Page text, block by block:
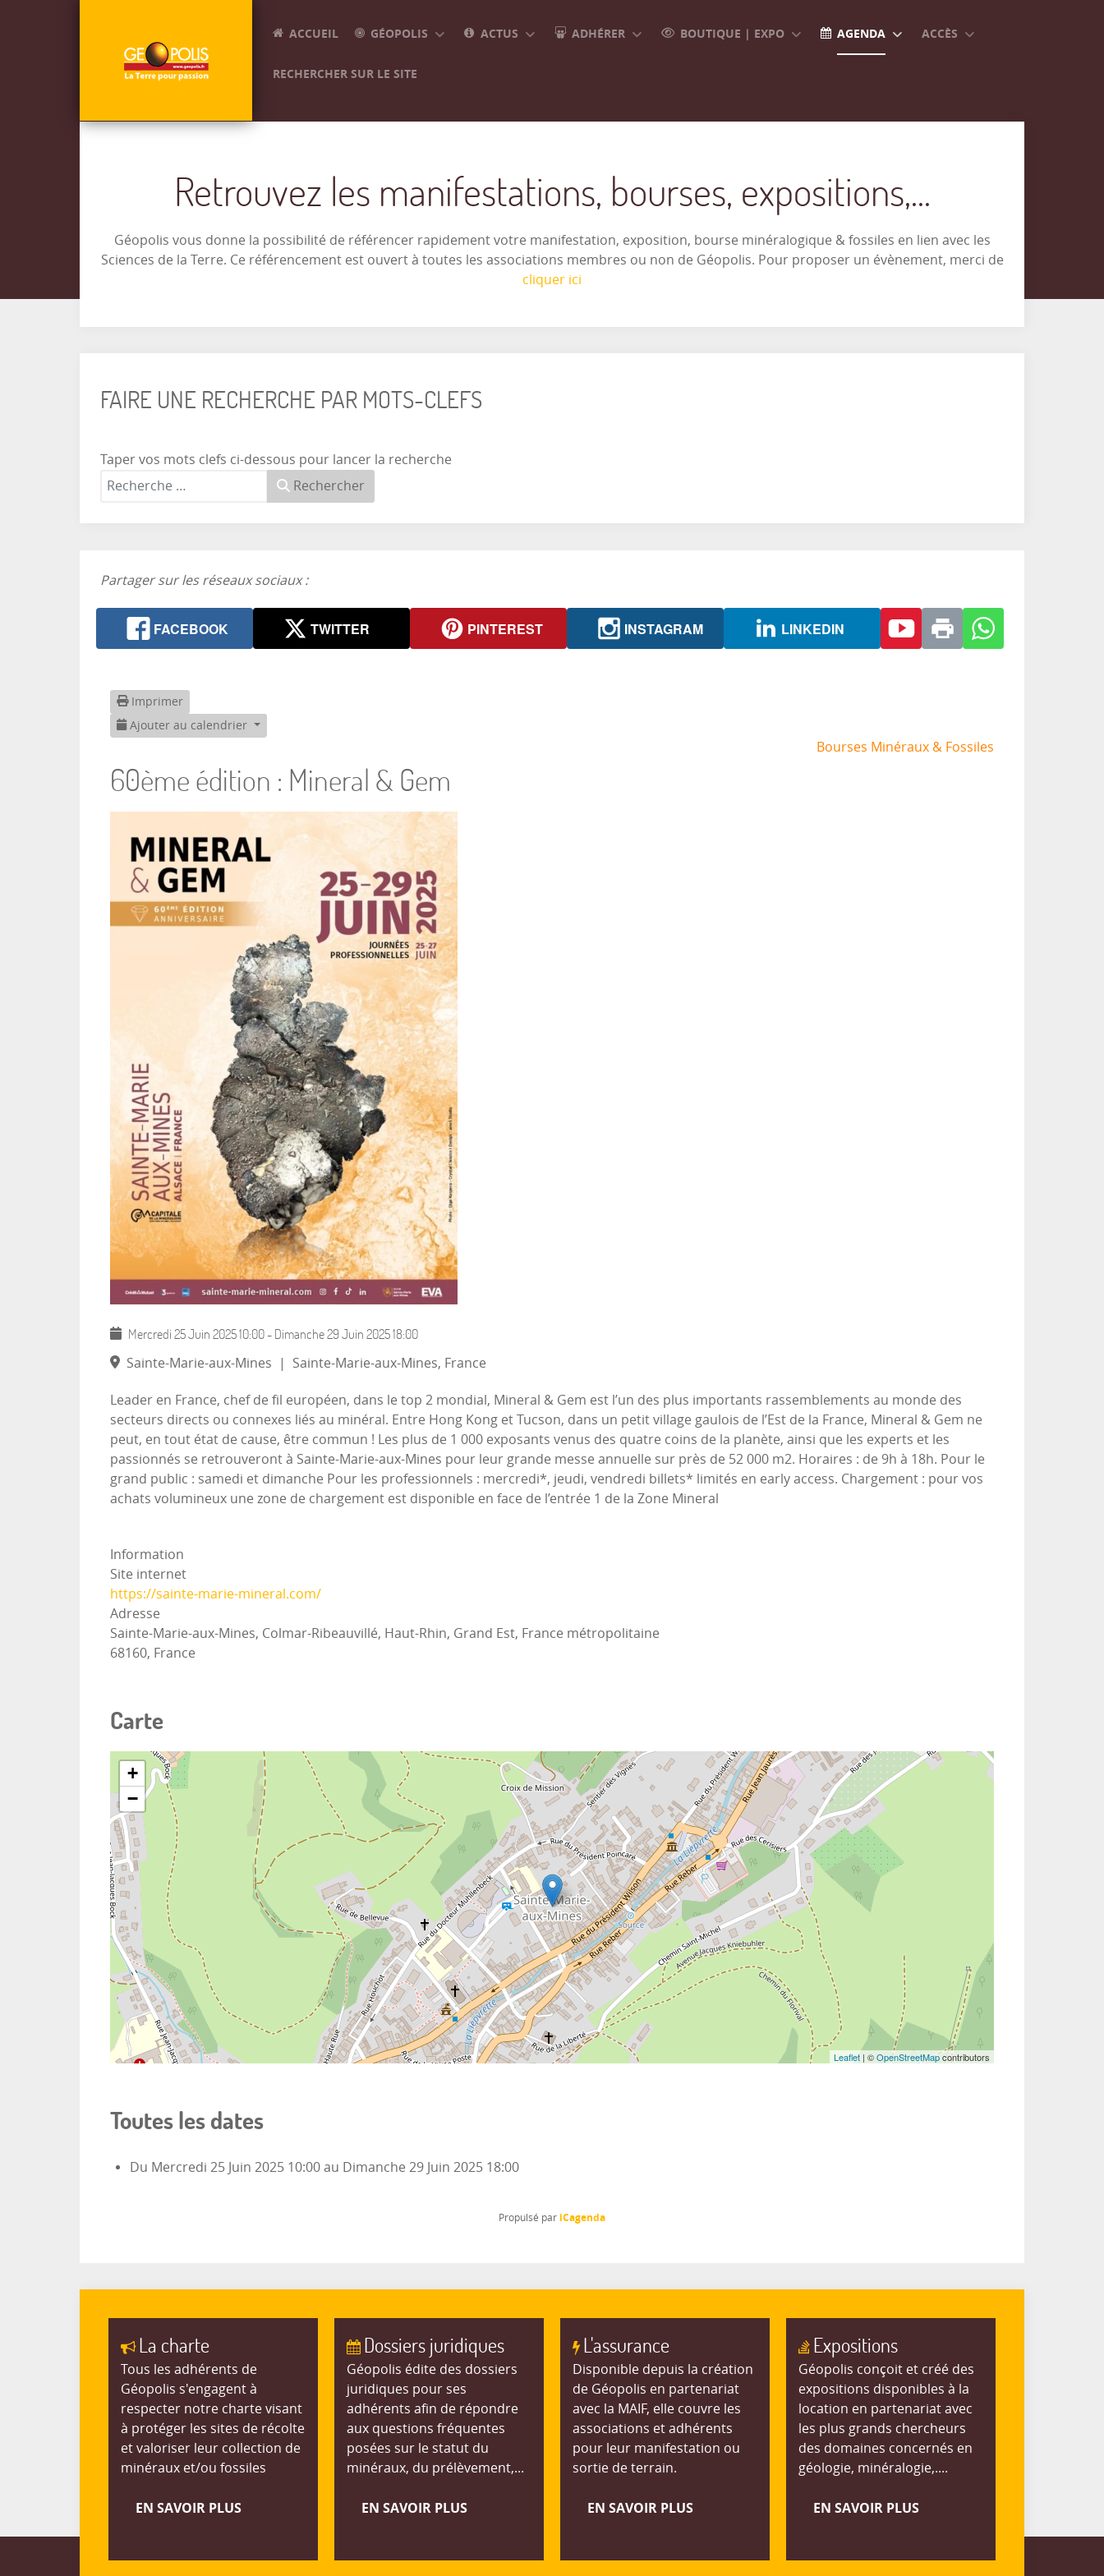
ACCUEIL GÉOPOLIS ACTUS ADHÉRER BOUTIQUE | EXPO AGENDA ACCÈS
RECHERCHER SUR LE SITE
Retrouvez les manifestations, bourses, expositions,...
Géopolis vous donne la possibilité de référencer rapidement votre manifestation, exposition, bourse minéralogique & fossiles en lien avec les
Sciences de la Terre. Ce référencement est ouvert à toutes les associations membres ou non de Géopolis. Pour proposer un évènement, merci de
cliquer ici
FAIRE UNE RECHERCHE PAR MOTS-CLEFS
Taper vos mots clefs ci-dessous pour lancer la recherche
Rechercher
Partager sur les réseaux sociaux :
FACEBOOK TWITTER PINTEREST INSTAGRAM LINKEDIN
Imprimer
Ajouter au calendrier
60ème édition : Mineral & Gem
Bourses Minéraux & Fossiles
Mercredi 25 Juin 202510:00 - Dimanche 29 Juin 202518:00
Sainte-Marie-aux-Mines | Sainte-Marie-aux-Mines, France
Leader en France, chef de fil européen, dans le top 2 mondial, Mineral & Gem est l’un des plus importants rassemblements au monde des
secteurs directs ou connexes liés au minéral. Entre Hong Kong et Tucson, dans un petit village gaulois de l’Est de la France, Mineral & Gem ne
peut, en tout état de cause, être commun ! Les plus de 1 000 exposants venus des quatre coins de la planète, ainsi que les experts et les
passionnés se retrouveront à Sainte-Marie-aux-Mines pour leur grande messe annuelle sur près de 52 000 m2. Horaires : de 9h à 18h. Pour le
grand public : samedi et dimanche Pour les professionnels : mercredi*, jeudi, vendredi billets* limités en early access. Chargement : pour vos
achats volumineux une zone de chargement est disponible en face de l’entrée 1 de la Zone Mineral
Information
Site internet
https://sainte-marie-mineral.com/
Adresse
Sainte-Marie-aux-Mines, Colmar-Ribeauvillé, Haut-Rhin, Grand Est, France métropolitaine
68160, France
Carte
+
−
Leaflet | ©OpenStreetMapcontributors
Toutes les dates
Du Mercredi 25 Juin 2025 10:00 au Dimanche 29 Juin 2025 18:00
Propulsé par iCagenda
La charte
Tous les adhérents de
Géopolis s'engagent à
respecter notre charte visant
à protéger les sites de récolte
et valoriser leur collection de
minéraux et/ou fossiles
EN SAVOIR PLUS
Dossiers juridiques
Géopolis édite des dossiers
juridiques pour ses
adhérents afin de répondre
aux questions fréquentes
posées sur le statut du
minéraux, du prélèvement,...
EN SAVOIR PLUS
L'assurance
Disponible depuis la création
de Géopolis en partenariat
avec la MAIF, elle couvre les
associations et adhérents
pour leur manifestation ou
sortie de terrain.
EN SAVOIR PLUS
Expositions
Géopolis conçoit et créé des
expositions disponibles à la
location en partenariat avec
les plus grands chercheurs
des domaines concernés en
géologie, minéralogie,....
EN SAVOIR PLUS